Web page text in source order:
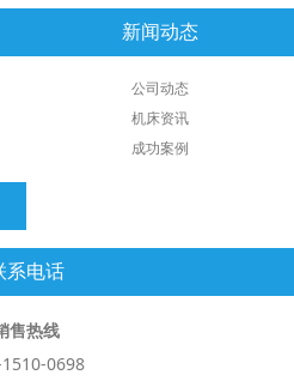
新闻动态
公司动态
机床资讯
成功案例
系电话
售热线
0698